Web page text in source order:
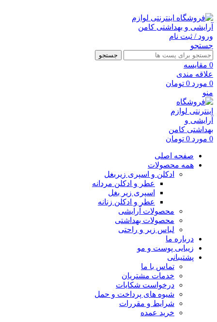
ورود / ثبت نام
جستجو
جستجو
0 مقايسه
علاقه مندی
0 مورد 0 تومان
منو
0 مورد 0 تومان
صفحه اصلی
همه محصولات
ادکلن و اسپری زیربغل
عطر و ادکلن مردانه
اسپری زیر بغل
عطر و ادکلن زنانه
محصولات آرایشی
محصولات بهداشتی
لباس زیر و راحتی
درباره ما
زیبایی پوست و مو
پشتیبانی
تماس با ما
خدمات مشتریان
درخواست شکایات
شیوه های پرداخت و حمل
شرایط و مقررات
خرید عمده